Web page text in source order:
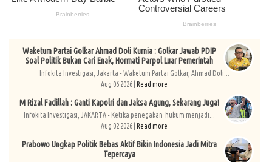
Waketum Partai Golkar Ahmad Doli Kurnia : Golkar Jawab PDIP
Soal Politik Bukan Cari Enak, Hormati Parpol Luar Pemerintah
Infokita Investigasi, Jakarta - Waketum Partai Golkar, Ahmad Doli...
Aug 06 2026 | Read more
M Rizal Fadillah : Ganti Kapolri dan Jaksa Agung, Sekarang Juga!
Infokita Investigasi, JAKARTA - Ketika penegakan hukum menjadi...
Aug 02 2026 | Read more
Prabowo Ungkap Politik Bebas Aktif Bikin Indonesia Jadi Mitra
Tepercaya